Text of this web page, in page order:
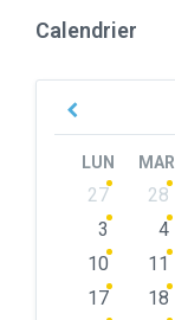
Calendrier
Previous
LUN MAR
Skip
calendar
27 28
3
4
10
11
17
18